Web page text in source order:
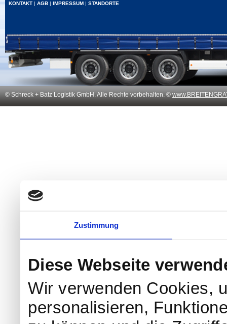
Zustimmung
Diese Webseite
Wir verwenden Cookies,
personalisieren,
KONTAKT | AGB | IMPRESSUM | STANDORTE
© Schreck + Batz Logistik GmbH. Alle Rechte vorbehalten. ©